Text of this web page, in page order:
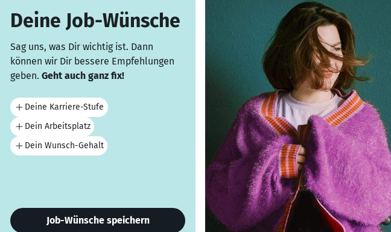
Deine Job-Wünsche
Sag uns, was Dir wichtig ist. Dann
können wir Dir bessere Empfehlungen
geben. Geht auch ganz fix!
Deine Karriere-Stufe
Dein Arbeitsplatz
Dein Wunsch-Gehalt
Job-Wünsche speichern